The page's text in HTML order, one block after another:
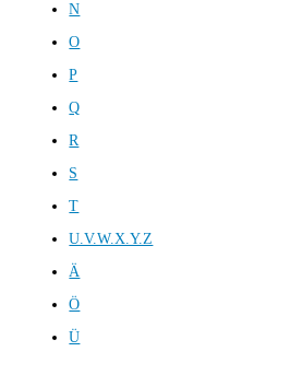
N
O
P
Q
R
S
T
U.V.W.X.Y.Z
Ä
Ö
Ü